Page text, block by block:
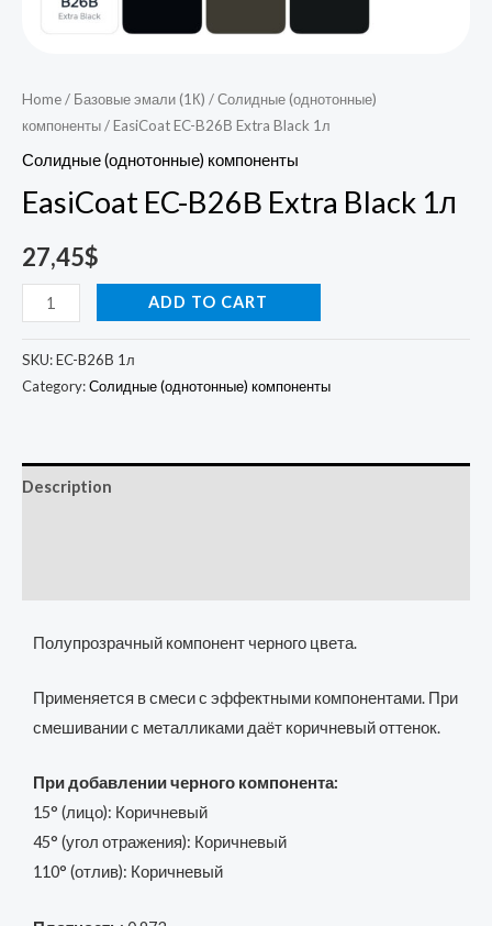
Home/ Базовые эмали (1К) /Солидные (однотонные)
компоненты/ EasiCoat EC-B26В Extra Black 1л
Солидные (однотонные) компоненты
EasiCoat EC-B26В Extra Black 1л
27,45$
ADD TO CART
SKU:EC-B26В 1л
Category:Солидные (однотонные) компоненты
Description
Полупрозрачный компонент черного цвета.
Применяется в смеси с эффектными компонентами. При
смешивании с металликами даёт коричневый оттенок.
При добавлении черного компонента:
15° (лицо): Коричневый
45° (угол отражения): Коричневый
110° (отлив): Коричневый